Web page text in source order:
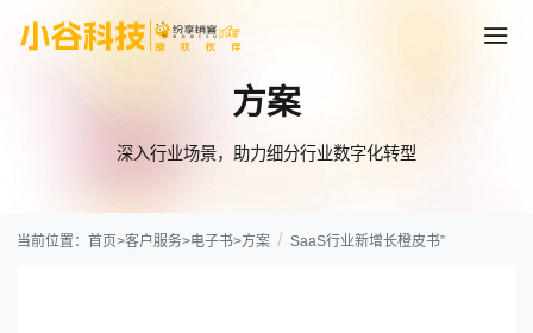
方案
深入行业场景，助力细分行业数字化转型
当前位置：首页>客户服务>电子书>方案 SaaS行业新增长橙皮书”